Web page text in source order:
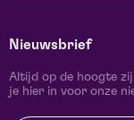
Nieuwsbrief
Altijd op de hoogte
je hier in voor onze